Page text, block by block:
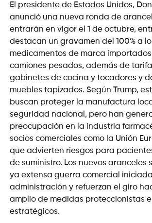
El presidente de Estados Unidos,
anunció una nueva ronda de
entrarán en vigor el 1 de octubre,
destacan un gravamen del 100% a
medicamentos de marca
camiones pesados, además de
gabinetes de cocina y tocadores y
muebles tapizados. Según Trump,
buscan proteger la manufactura
seguridad nacional, pero han
preocupación en la industria
socios comerciales como la Unión
que advierten riesgos para
de suministro. Los nuevos aranceles
ya extensa guerra comercial
administración y refuerzan el giro
amplio de medidas proteccionistas
estratégicos.